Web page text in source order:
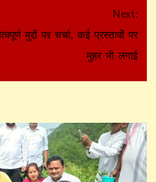
Next:
मुद्दों पर चर्चा, कई प्रस्तावों पर
मुहर भी लगाई